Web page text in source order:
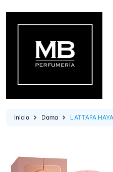
Inicio Dama LATTAFA